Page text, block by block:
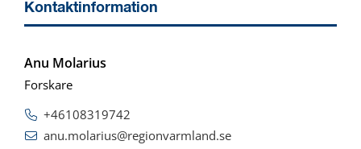
Kontaktinformation
Anu Molarius
Forskare
+46108319742
anu.molarius@regionvarmland.se